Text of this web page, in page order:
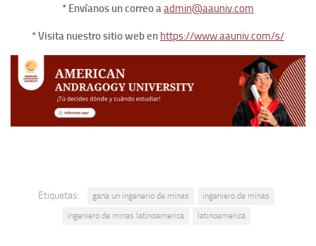
* Envíanos un correo aadmin@aauniv.com
* Visita nuestro sitio web en https://www.aauniv.com/s/
Etiquetas: gana un ingenerio de minas
ingeniero de minas
ingeniero de minas latinoamerica
latinoamerica